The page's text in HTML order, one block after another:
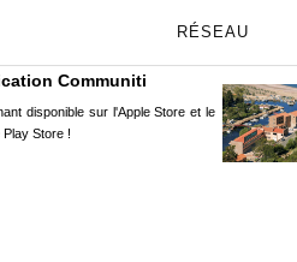
RÉSEAU
Communiti
disponible sur l'Apple Store et le
Play Store !